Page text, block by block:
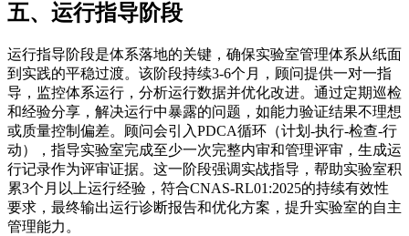
五、运行指导阶段
运行指导阶段是体系落地的关键，确保实验室管理体系从纸面
到实践的平稳过渡。该阶段持续3-6个月，顾问提供一对一指
导，监控体系运行，分析运行数据并优化改进。通过定期巡检
和经验分享，解决运行中暴露的问题，如能力验证结果不理想
或质量控制偏差。顾问会引入PDCA循环（计划-执行-检查-行
动），指导实验室完成至少一次完整内审和管理评审，生成运
行记录作为评审证据。这一阶段强调实战指导，帮助实验室积
累3个月以上运行经验，符合CNAS-RL01:2025的持续有效性
要求，最终输出运行诊断报告和优化方案，提升实验室的自主
管理能力。